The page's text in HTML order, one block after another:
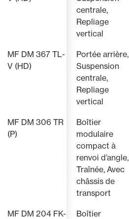
centrale,
Repliage
vertical
Portée arrière,
Suspension
centrale,
Repliage
vertical
Boîtier
modulaire
compact à
renvoi d’angle,
Traînée, Avec
châssis de
transport
Boîtier
MF DM 367 TL-
V (HD)
MF DM 306 TR
(P)
MF DM 204 FK-